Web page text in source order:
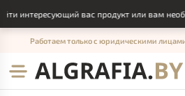
интересующий вас продукт или вам
Работаем только с юридическими